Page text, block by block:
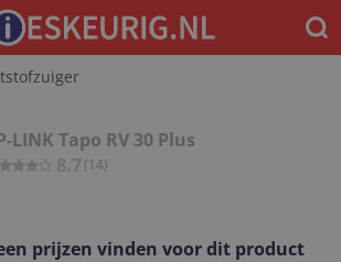
LINK Tapo RV 30 Plus
8.7 (14)
prijzen vinden voor dit product